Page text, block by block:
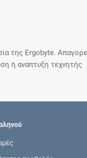
της Ergobyte.
ή ανάπτυξη τεχνητής